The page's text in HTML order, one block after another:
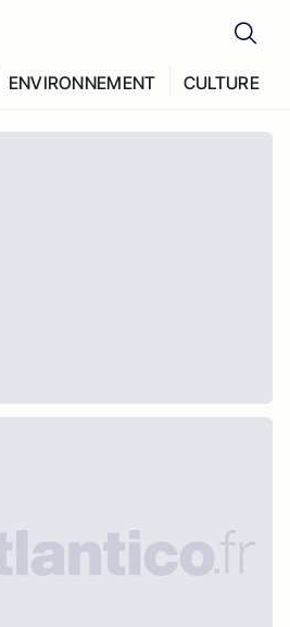
ENVIRONNEMENT CULTURE